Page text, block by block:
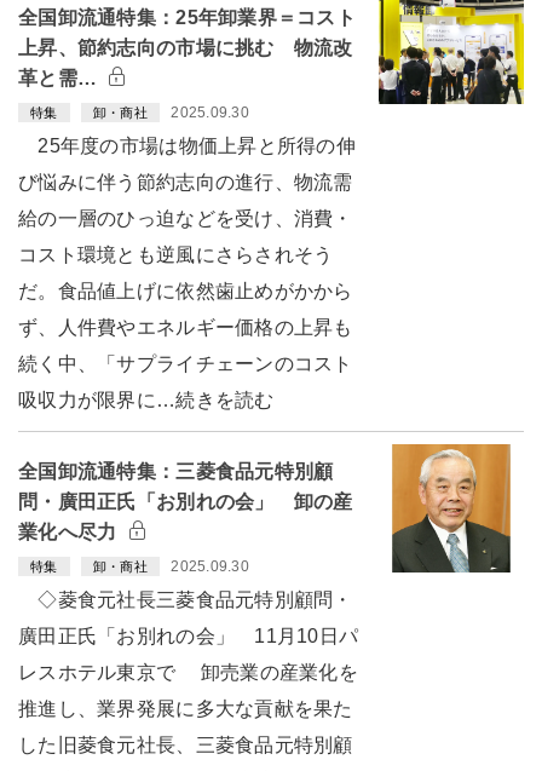
全国卸流通特集：25年卸業界＝コスト
上昇、節約志向の市場に挑む 物流改
革と需…
特集 卸・商社 2025.09.30
25年度の市場は物価上昇と所得の伸
び悩みに伴う節約志向の進行、物流需
給の一層のひっ迫などを受け、消費・
コスト環境とも逆風にさらされそう
だ。食品値上げに依然歯止めがかから
ず、人件費やエネルギー価格の上昇も
続く中、「サプライチェーンのコスト
吸収力が限界に…続きを読む
全国卸流通特集：三菱食品元特別顧
問・廣田正氏「お別れの会」 卸の産
業化へ尽力
特集 卸・商社 2025.09.30
◇菱食元社長三菱食品元特別顧問・
廣田正氏「お別れの会」 11月10日パ
レスホテル東京で 卸売業の産業化を
推進し、業界発展に多大な貢献を果た
した旧菱食元社長、三菱食品元特別顧